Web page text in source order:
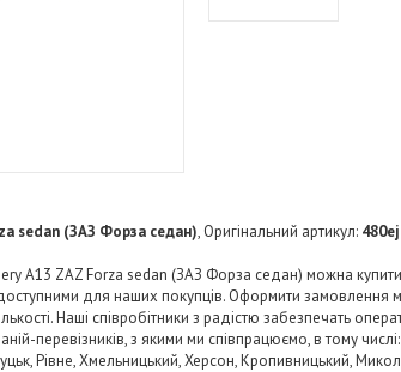
sedan (ЗАЗ Форза седан), Оригінальний артикул:
A13 ZAZ Forza sedan (ЗАЗ Форза седан) можна
для наших покупців. Оформити
Наші співробітники з радістю забезпечать
перевізників, з якими ми співпрацюємо, в тому
Рівне, Хмельницький, Херсон, Кропивницький,